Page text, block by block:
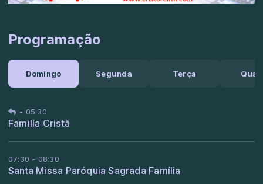
Programação
Domingo Segunda Terça
- 05:30
Familía Cristã
07:30 - 08:30
Santa Missa Paróquia Sagrada Família